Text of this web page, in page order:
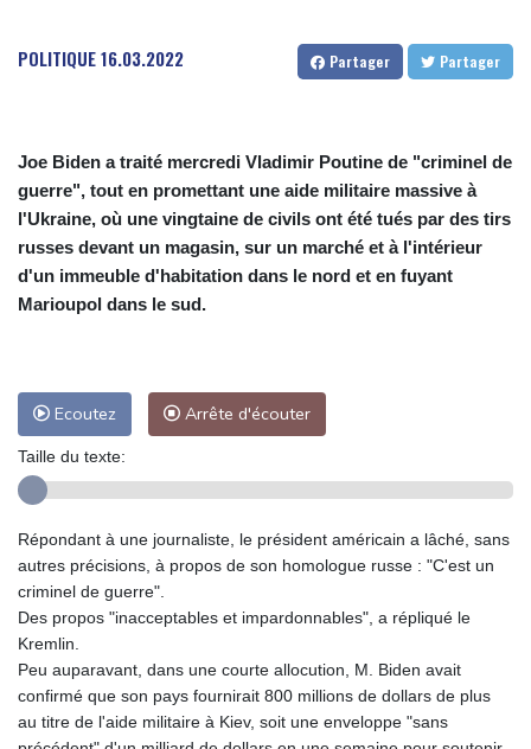
テムが完成しました
POLITIQUE16.03.2022 Partager Partager
Joe Biden a traité mercredi Vladimir Poutine de "criminel de
guerre", tout en promettant une aide militaire massive à
l'Ukraine, où une vingtaine de civils ont été tués par des tirs
russes devant un magasin, sur un marché et à l'intérieur
d'un immeuble d'habitation dans le nord et en fuyant
Marioupol dans le sud.
Ecoutez Arrête d'écouter
Taille du texte:
Répondant à une journaliste, le président américain a lâché, sans
autres précisions, à propos de son homologue russe : "C'est un
criminel de guerre".
Des propos "inacceptables et impardonnables", a répliqué le
Kremlin.
Peu auparavant, dans une courte allocution, M. Biden avait
confirmé que son pays fournirait 800 millions de dollars de plus
au titre de l'aide militaire à Kiev, soit une enveloppe "sans